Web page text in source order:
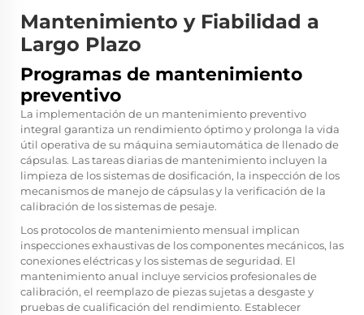
Mantenimiento y Fiabilidad a
Largo Plazo
Programas de mantenimiento
preventivo
La implementación de un mantenimiento preventivo
integral garantiza un rendimiento óptimo y prolonga la vida
útil operativa de su máquina semiautomática de llenado de
cápsulas. Las tareas diarias de mantenimiento incluyen la
limpieza de los sistemas de dosificación, la inspección de los
mecanismos de manejo de cápsulas y la verificación de la
calibración de los sistemas de pesaje.
Los protocolos de mantenimiento mensual implican
inspecciones exhaustivas de los componentes mecánicos, las
conexiones eléctricas y los sistemas de seguridad. El
mantenimiento anual incluye servicios profesionales de
calibración, el reemplazo de piezas sujetas a desgaste y
pruebas de cualificación del rendimiento. Establecer